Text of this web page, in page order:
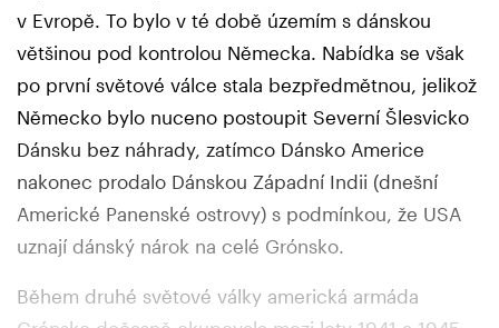
v Evropě. To bylo v té době územím s dánskou
většinou pod kontrolou Německa. Nabídka se však
po první světové válce stala bezpředmětnou, jelikož
Německo bylo nuceno postoupit Severní Šlesvicko
Dánsku bez náhrady, zatímco Dánsko Americe
nakonec prodalo Dánskou Západní Indii (dnešní
Americké Panenské ostrovy) s podmínkou, že USA
uznají dánský nárok na celé Grónsko.
Během druhé světové války americká armáda